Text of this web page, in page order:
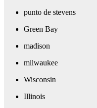
punto de stevens
Green Bay
madison
milwaukee
Wisconsin
Illinois